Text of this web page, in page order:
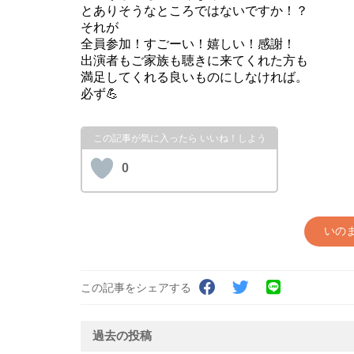
とありそうなところではないですか！？
それが
全員参加！すごーい！嬉しい！感謝！
出演者もご家族も聴きに来てくれた方も
満足してくれる良いものにしなければ。
必ず💪
0
いの
この記事をシェアする
過去の投稿